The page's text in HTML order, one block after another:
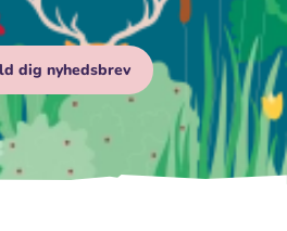
dig nyhedsbrev